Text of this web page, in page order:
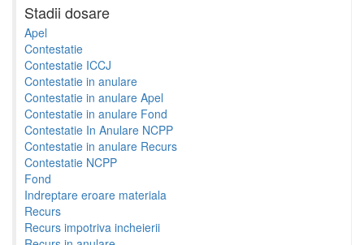
Stadii dosare
Apel
Contestatie
Contestatie ICCJ
Contestatie in anulare
Contestatie in anulare Apel
Contestatie in anulare Fond
Contestatie In Anulare NCPP
Contestatie in anulare Recurs
Contestatie NCPP
Fond
Indreptare eroare materiala
Recurs
Recurs impotriva incheierii